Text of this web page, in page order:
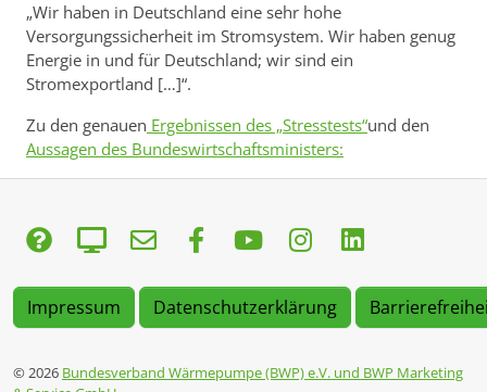
„Wir haben in Deutschland eine sehr hohe
Versorgungssicherheit im Stromsystem. Wir haben genug
Energie in und für Deutschland; wir sind ein
Stromexportland […]“.
Zu den genauen Ergebnissen des „Stresstests“und den
Aussagen des Bundeswirtschaftsministers:
Impressum Datenschutzerklärung
© 2026 Bundesverband Wärmepumpe (BWP) e.V. und BWP Marketing